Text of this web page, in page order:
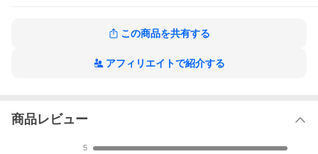
この商品を共有する
アフィリエイトで紹介する
商品レビュー
5